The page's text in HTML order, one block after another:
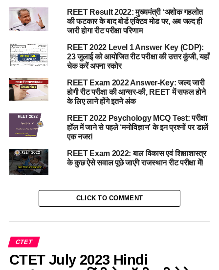
REET Result 2022: मुख्यमंत्री ‘अशोक गहलोत
की फटकार के बाद बोर्ड एक्टिव मोड पर, अब जल्द ही
जारी होगा रीट परीक्षा परिणाम
REET 2022 Level 1 Answer Key (CDP):
23 जुलाई को आयोजित रीट परीक्षा की उत्तर कुंजी, यहाँ
चेक करें अपना स्कोर
REET Exam 2022 Answer-Key: जल्द जारी
होगी रीट परीक्षा की आन्सर-की, REET में सफल होने
के लिए लाने होंगे इतने अंक
REET 2022 Psychology MCQ Test: परीक्षा
हॉल में जाने से पहले ‘मनोविज्ञान’ के इन प्रश्नों पर डालें
एक नजर!
REET Exam 2022: बाल विकास एवं शिक्षाशास्त्र
के कुछ ऐसे सवाल पूछे जाएंगे राजस्थान रीट परीक्षा में!
CLICK TO COMMENT
CTET
CTET July 2023 Hindi